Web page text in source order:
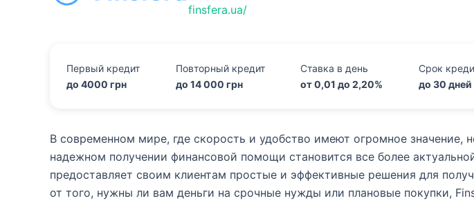
finsfera.ua/
Первый кредит
до 4000 грн
Повторный кредит
до 14 000 грн
Ставка в день
от 0,01 до 2,20%
Срок
до 30 дней
В современном мире, где скорость и удобство имеют огромное значение,
надежном получении финансовой помощи становится все более
предоставляет своим клиентам простые и эффективные решения для
от того, нужны ли вам деньги на срочные нужды или плановые покупки,